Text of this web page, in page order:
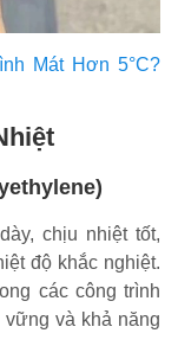
Mát Hơn 5°C?
chịu nhiệt tốt,
độ khắc nghiệt.
các công trình
và khả năng